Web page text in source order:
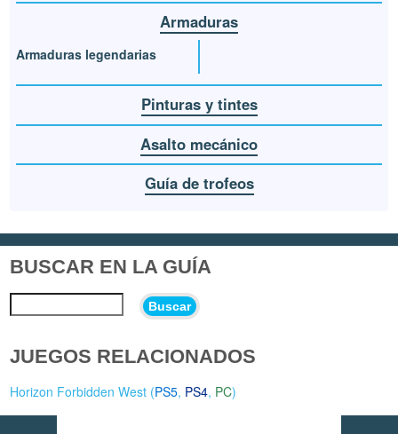
Armaduras
Armaduras legendarias
Pinturas y tintes
Asalto mecánico
Guía de trofeos
BUSCAR EN LA GUÍA
Buscar
JUEGOS RELACIONADOS
Horizon Forbidden West (PS5, PS4, PC)